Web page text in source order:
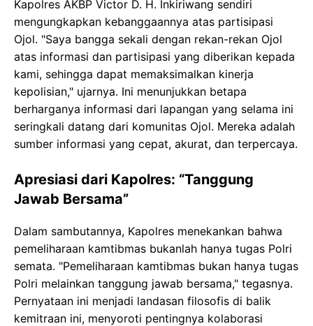
Kapolres AKBP Victor D. H. Inkiriwang sendiri
mengungkapkan kebanggaannya atas partisipasi
Ojol. "Saya bangga sekali dengan rekan-rekan Ojol
atas informasi dan partisipasi yang diberikan kepada
kami, sehingga dapat memaksimalkan kinerja
kepolisian," ujarnya. Ini menunjukkan betapa
berharganya informasi dari lapangan yang selama ini
seringkali datang dari komunitas Ojol. Mereka adalah
sumber informasi yang cepat, akurat, dan terpercaya.
Apresiasi dari Kapolres: “Tanggung
Jawab Bersama”
Dalam sambutannya, Kapolres menekankan bahwa
pemeliharaan kamtibmas bukanlah hanya tugas Polri
semata. "Pemeliharaan kamtibmas bukan hanya tugas
Polri melainkan tanggung jawab bersama," tegasnya.
Pernyataan ini menjadi landasan filosofis di balik
kemitraan ini, menyoroti pentingnya kolaborasi